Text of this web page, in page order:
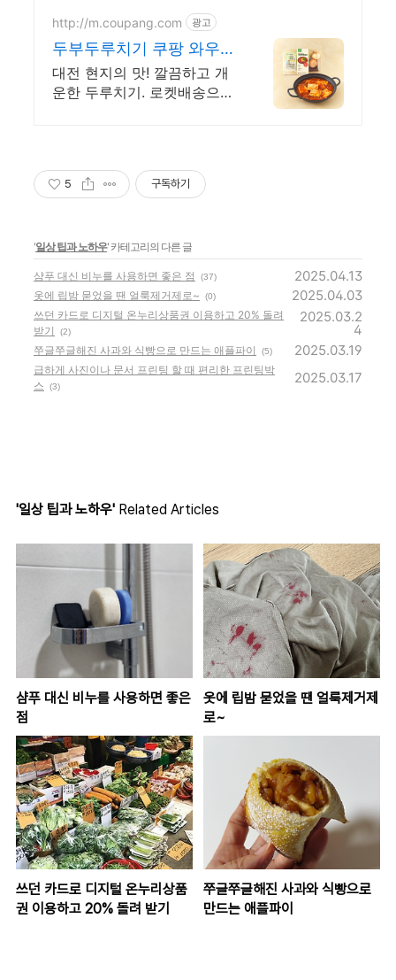
http://m.coupang.com 광고
두부두루치기 쿠팡 와우회
원 무료배송
대전 현지의 맛! 깔끔하고 개
운한 두루치기. 로켓배송으로
요.
5 구독하기
'일상 팁과 노하우' 카테고리의 다른 글
샴푸 대신 비누를 사용하면 좋은 점 (37) 2025.04.13
옷에 립밤 묻었을 땐 얼룩제거제로~ (0) 2025.04.03
쓰던 카드로 디지털 온누리상품권 이용하고 20% 돌려
받기
(2)
2025.03.2
4
쭈글쭈글해진 사과와 식빵으로 만드는 애플파이 (5) 2025.03.19
급하게 사진이나 문서 프린팅 할 때 편리한 프린팅박
스
(3)
2025.03.17
'일상 팁과 노하우' Related Articles
샴푸 대신 비누를 사용하면 좋은
점
옷에 립밤 묻었을 땐 얼룩제거제
로~
쓰던 카드로 디지털 온누리상품
권 이용하고 20% 돌려 받기
쭈글쭈글해진 사과와 식빵으로
만드는 애플파이